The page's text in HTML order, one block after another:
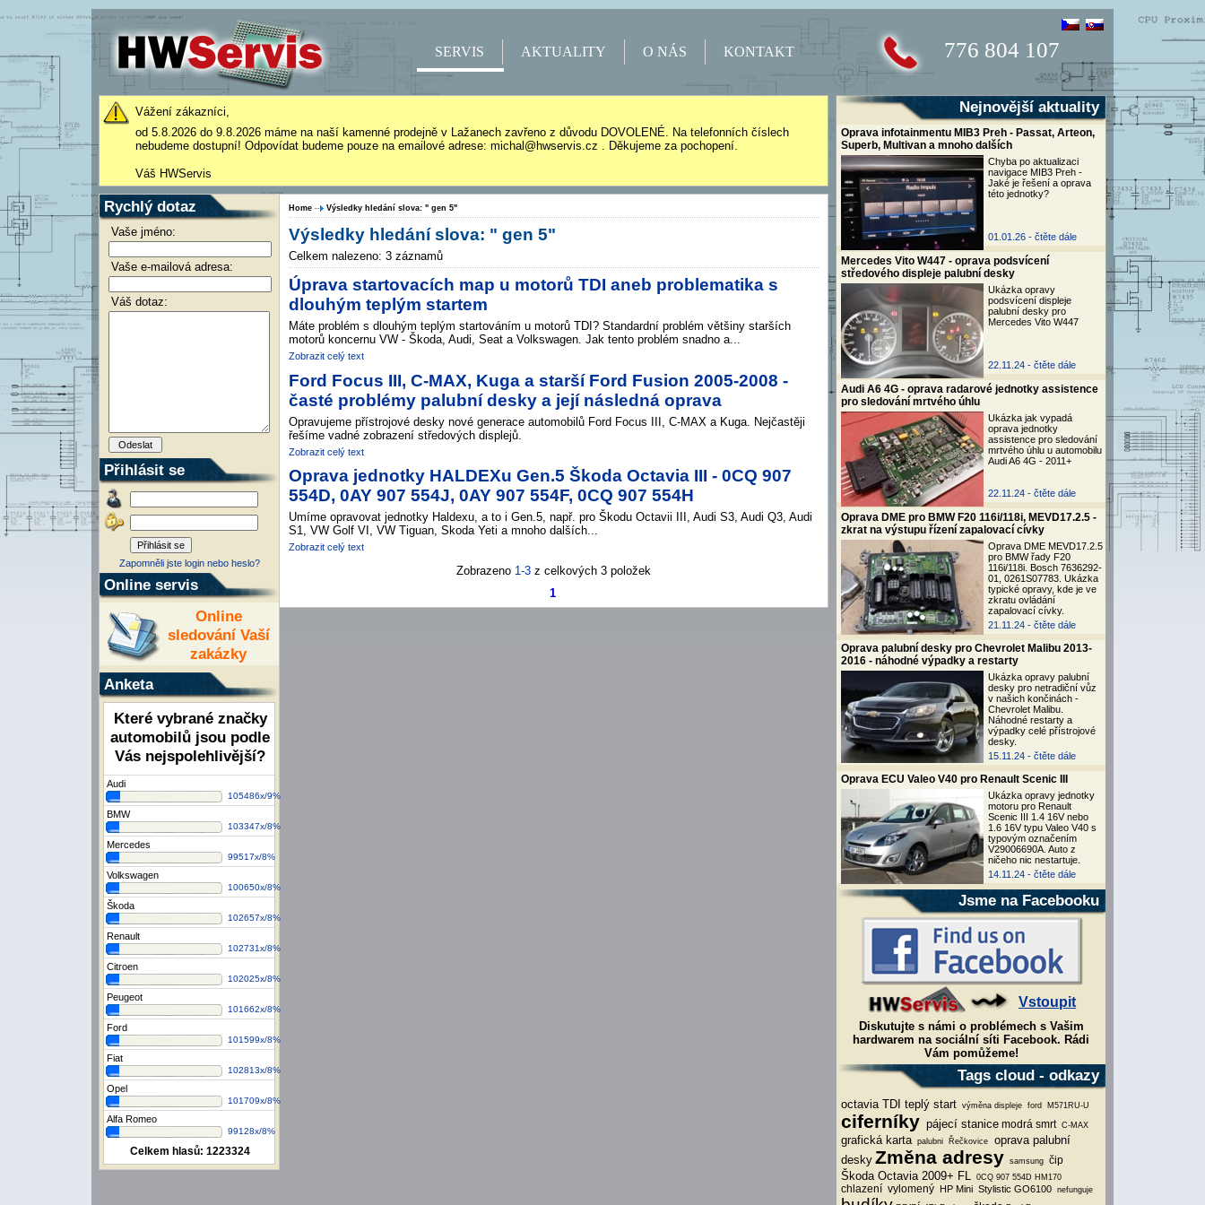
776 804 107
SERVIS AKTUALITY O NÁS KONTAKT
Nejnovější aktuality
Oprava infotainmentu MIB3 Preh - Passat, Arteon,
Superb, Multivan a mnoho dalších
Chyba po aktualizaci
navigace MIB3 Preh -
Jaké je řešení a oprava
této jednotky?
01.01.26 - čtěte dále
Mercedes Vito W447 - oprava podsvícení
středového displeje palubní desky
Ukázka opravy
podsvícení displeje
palubní desky pro
Mercedes Vito W447
22.11.24 - čtěte dále
Audi A6 4G - oprava radarové jednotky assistence
pro sledování mrtvého úhlu
Ukázka jak vypadá
oprava jednotky
assistence pro sledování
mrtvého úhlu u automobilu
Audi A6 4G - 2011+
22.11.24 - čtěte dále
Oprava DME pro BMW F20 116i/118i, MEVD17.2.5 -
zkrat na výstupu řízení zapalovací cívky
Oprava DME MEVD17.2.5
pro BMW řady F20
116i/118i. Bosch 7636292-
01, 0261S07783. Ukázka
typické opravy, kde je ve
zkratu ovládání
zapalovací cívky.
21.11.24 - čtěte dále
Oprava palubní desky pro Chevrolet Malibu 2013-
2016 - náhodné výpadky a restarty
Ukázka opravy palubní
desky pro netradiční vůz
v našich končinách -
Chevrolet Malibu.
Náhodné restarty a
výpadky celé přístrojové
desky.
15.11.24 - čtěte dále
Oprava ECU Valeo V40 pro Renault Scenic III
Ukázka opravy jednotky
motoru pro Renault
Scenic III 1.4 16V nebo
1.6 16V typu Valeo V40 s
typovým označením
V29006690A. Auto z
ničeho nic nestartuje.
14.11.24 - čtěte dále
Jsme na Facebooku
Vstoupit
Diskutujte s námi o problémech s Vašim
hardwarem na sociální síti Facebook. Rádi
Vám pomůžeme!
Tags cloud - odkazy
octavia TDI teplý start výměna displeje ford M571RU-U
ciferníky pájecí stanice modrá smrt C-MAX
grafická karta palubni Řečkovice
oprava palubní
desky Změna adresy samsung čip
Škoda Octavia 2009+ FL 0CQ 907 554D HM170
chlazení vylomený HP Mini Stylistic GO6100 nefunguje
Vážení zákazníci,
od 5.8.2026 do 9.8.2026 máme na naší kamenné prodejně v Lažanech zavřeno z důvodu DOVOLENÉ. Na telefonních číslech
nebudeme dostupní! Odpovídat budeme pouze na emailové adrese: michal@hwservis.cz . Děkujeme za pochopení.
Váš HWServis
Rychlý dotaz
Vaše jméno:
Vaše e-mailová adresa:
Váš dotaz:
Přihlásit se
Zapomněli jste login nebo heslo?
Online servis
Online
sledování Vaší
zakázky
Anketa
Které vybrané značky
automobilů jsou podle
Vás nejspolehlivější?
Audi
105486x/9%
BMW
103347x/8%
Mercedes
99517x/8%
Volkswagen
100650x/8%
Škoda
102657x/8%
Renault
102731x/8%
Citroen
102025x/8%
Peugeot
101662x/8%
Ford
101599x/8%
Fiat
102813x/8%
Opel
101709x/8%
Alfa Romeo
99128x/8%
Celkem hlasů: 1223324
Home Výsledky hledání slova: " gen 5"
Výsledky hledání slova: " gen 5"
Celkem nalezeno: 3 záznamů
Úprava startovacích map u motorů TDI aneb problematika s
dlouhým teplým startem
Máte problém s dlouhým teplým startováním u motorů TDI? Standardní problém většiny starších
motorů koncernu VW - Škoda, Audi, Seat a Volkswagen. Jak tento problém snadno a...
Zobrazit celý text
Ford Focus III, C-MAX, Kuga a starší Ford Fusion 2005-2008 -
časté problémy palubní desky a její následná oprava
Opravujeme přístrojové desky nové generace automobilů Ford Focus III, C-MAX a Kuga. Nejčastěji
řešíme vadné zobrazení středových displejů.
Zobrazit celý text
Oprava jednotky HALDEXu Gen.5 Škoda Octavia III - 0CQ 907
554D, 0AY 907 554J, 0AY 907 554F, 0CQ 907 554H
Umíme opravovat jednotky Haldexu, a to i Gen.5, např. pro Škodu Octavii III, Audi S3, Audi Q3, Audi
S1, VW Golf VI, VW Tiguan, Skoda Yeti a mnoho dalších...
Zobrazit celý text
Zobrazeno 1-3 z celkových 3 položek
1